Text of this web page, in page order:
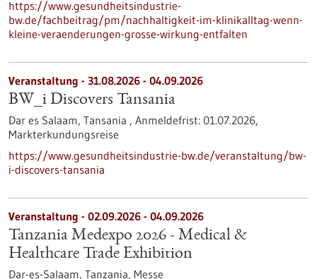
https://www.gesundheitsindustrie-
bw.de/fachbeitrag/pm/nachhaltigkeit-im-klinikalltag-wenn-
kleine-veraenderungen-grosse-wirkung-entfalten
Veranstaltung - 31.08.2026 - 04.09.2026
BW_i Discovers Tansania
Dar es Salaam, Tansania , Anmeldefrist: 01.07.2026,
Markterkundungsreise
https://www.gesundheitsindustrie-bw.de/veranstaltung/bw-
i-discovers-tansania
Veranstaltung - 02.09.2026 - 04.09.2026
Tanzania Medexpo 2026 - Medical &
Healthcare Trade Exhibition
Dar-es-Salaam, Tanzania, Messe